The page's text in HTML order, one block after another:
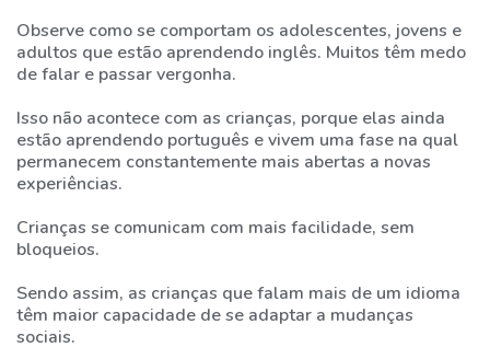
Observe como se comportam os adolescentes, jovens e
adultos que estão aprendendo inglês. Muitos têm medo
de falar e passar vergonha.
Isso não acontece com as crianças, porque elas ainda
estão aprendendo português e vivem uma fase na qual
permanecem constantemente mais abertas a novas
experiências.
Crianças se comunicam com mais facilidade, sem
bloqueios.
Sendo assim, as crianças que falam mais de um idioma
têm maior capacidade de se adaptar a mudanças
sociais.